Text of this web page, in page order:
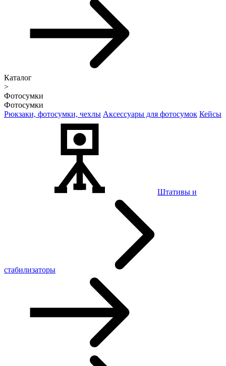
Каталог
>
Фотосумки
Фотосумки
Рюкзаки, фотосумки, чехлы Аксессуары для фотосумок Кейсы
Штативы и
стабилизаторы